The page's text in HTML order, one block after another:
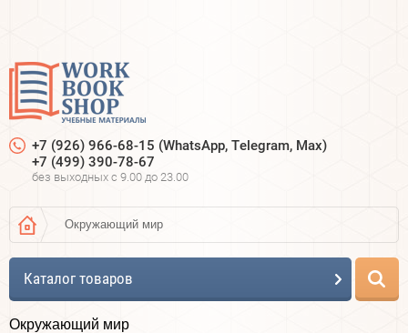
+7 (926) 966-68-15 (WhatsApp, Telegram, Max)
+7 (499) 390-78-67
без выходных c 9.00 до 23.00
Окружающий мир
Каталог товаров
Окружающий мир